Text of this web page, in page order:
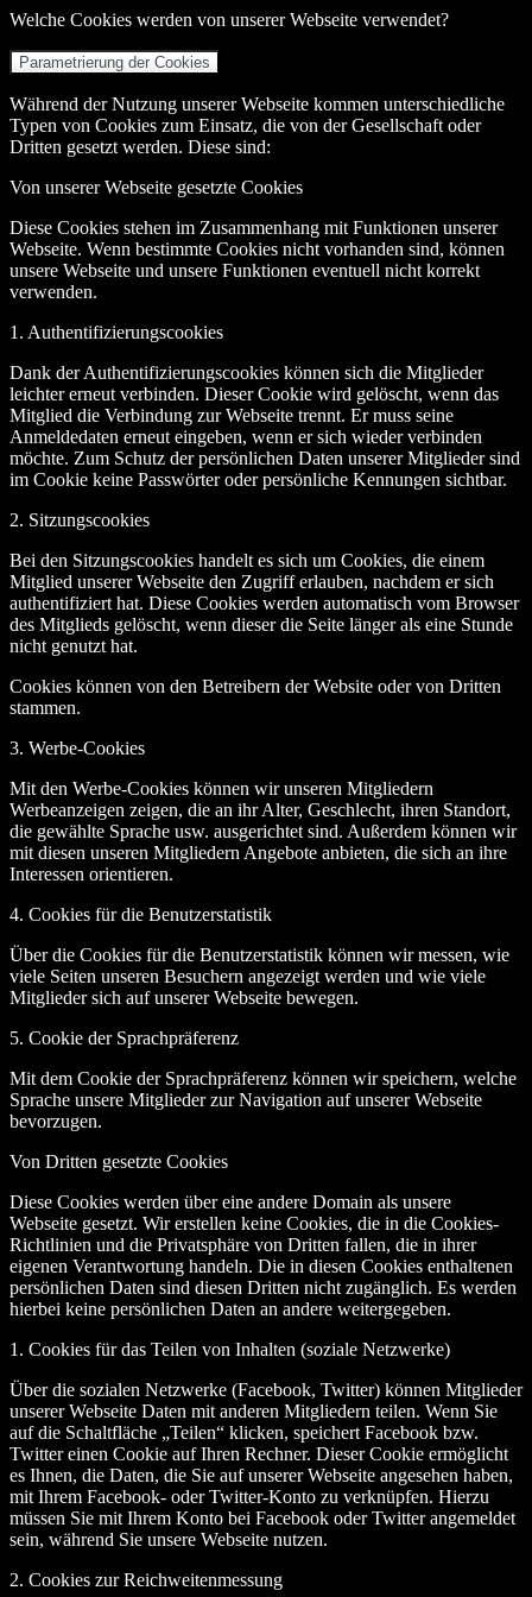
Welche Cookies werden von unserer Webseite verwendet?
Parametrierung der Cookies
Während der Nutzung unserer Webseite kommen unterschiedliche
Typen von Cookies zum Einsatz, die von der Gesellschaft oder
Dritten gesetzt werden. Diese sind:
Von unserer Webseite gesetzte Cookies
Diese Cookies stehen im Zusammenhang mit Funktionen unserer
Webseite. Wenn bestimmte Cookies nicht vorhanden sind, können
unsere Webseite und unsere Funktionen eventuell nicht korrekt
verwenden.
1. Authentifizierungscookies
Dank der Authentifizierungscookies können sich die Mitglieder
leichter erneut verbinden. Dieser Cookie wird gelöscht, wenn das
Mitglied die Verbindung zur Webseite trennt. Er muss seine
Anmeldedaten erneut eingeben, wenn er sich wieder verbinden
möchte. Zum Schutz der persönlichen Daten unserer Mitglieder sind
im Cookie keine Passwörter oder persönliche Kennungen sichtbar.
2. Sitzungscookies
Bei den Sitzungscookies handelt es sich um Cookies, die einem
Mitglied unserer Webseite den Zugriff erlauben, nachdem er sich
authentifiziert hat. Diese Cookies werden automatisch vom Browser
des Mitglieds gelöscht, wenn dieser die Seite länger als eine Stunde
nicht genutzt hat.
Cookies können von den Betreibern der Website oder von Dritten
stammen.
3. Werbe-Cookies
Mit den Werbe-Cookies können wir unseren Mitgliedern
Werbeanzeigen zeigen, die an ihr Alter, Geschlecht, ihren Standort,
die gewählte Sprache usw. ausgerichtet sind. Außerdem können wir
mit diesen unseren Mitgliedern Angebote anbieten, die sich an ihre
Interessen orientieren.
4. Cookies für die Benutzerstatistik
Über die Cookies für die Benutzerstatistik können wir messen, wie
viele Seiten unseren Besuchern angezeigt werden und wie viele
Mitglieder sich auf unserer Webseite bewegen.
5. Cookie der Sprachpräferenz
Mit dem Cookie der Sprachpräferenz können wir speichern, welche
Sprache unsere Mitglieder zur Navigation auf unserer Webseite
bevorzugen.
Von Dritten gesetzte Cookies
Diese Cookies werden über eine andere Domain als unsere
Webseite gesetzt. Wir erstellen keine Cookies, die in die Cookies-
Richtlinien und die Privatsphäre von Dritten fallen, die in ihrer
eigenen Verantwortung handeln. Die in diesen Cookies enthaltenen
persönlichen Daten sind diesen Dritten nicht zugänglich. Es werden
hierbei keine persönlichen Daten an andere weitergegeben.
1. Cookies für das Teilen von Inhalten (soziale Netzwerke)
Über die sozialen Netzwerke (Facebook, Twitter) können Mitglieder
unserer Webseite Daten mit anderen Mitgliedern teilen. Wenn Sie
auf die Schaltfläche „Teilen“ klicken, speichert Facebook bzw.
Twitter einen Cookie auf Ihren Rechner. Dieser Cookie ermöglicht
es Ihnen, die Daten, die Sie auf unserer Webseite angesehen haben,
mit Ihrem Facebook- oder Twitter-Konto zu verknüpfen. Hierzu
müssen Sie mit Ihrem Konto bei Facebook oder Twitter angemeldet
sein, während Sie unsere Webseite nutzen.
2. Cookies zur Reichweitenmessung